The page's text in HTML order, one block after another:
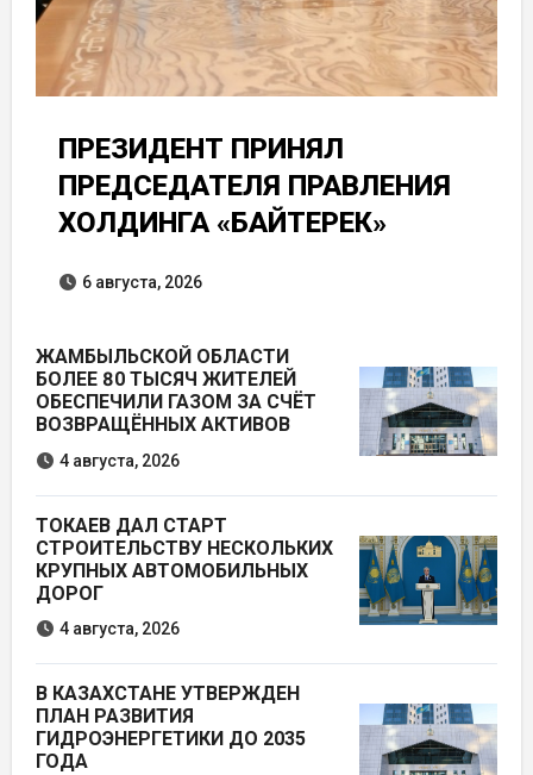
ПРЕЗИДЕНТ ПРИНЯЛ
ПРЕДСЕДАТЕЛЯ ПРАВЛЕНИЯ
ХОЛДИНГА «БАЙТЕРЕК»
6 августа, 2026
ЖАМБЫЛЬСКОЙ ОБЛАСТИ
БОЛЕЕ 80 ТЫСЯЧ ЖИТЕЛЕЙ
ОБЕСПЕЧИЛИ ГАЗОМ ЗА СЧЁТ
ВОЗВРАЩЁННЫХ АКТИВОВ
4 августа, 2026
ТОКАЕВ ДАЛ СТАРТ
СТРОИТЕЛЬСТВУ НЕСКОЛЬКИХ
КРУПНЫХ АВТОМОБИЛЬНЫХ
ДОРОГ
4 августа, 2026
В КАЗАХСТАНЕ УТВЕРЖДЕН
ПЛАН РАЗВИТИЯ
ГИДРОЭНЕРГЕТИКИ ДО 2035
ГОДА